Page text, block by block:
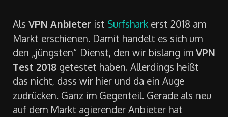
Als VPN Anbieter ist Surfshark erst 2018 am
Markt erschienen. Damit handelt es sich um
den „jüngsten“ Dienst, den wir bislang im VPN
Test 2018 getestet haben. Allerdings heißt
das nicht, dass wir hier und da ein Auge
zudrücken. Ganz im Gegenteil. Gerade als neu
auf dem Markt agierender Anbieter hat